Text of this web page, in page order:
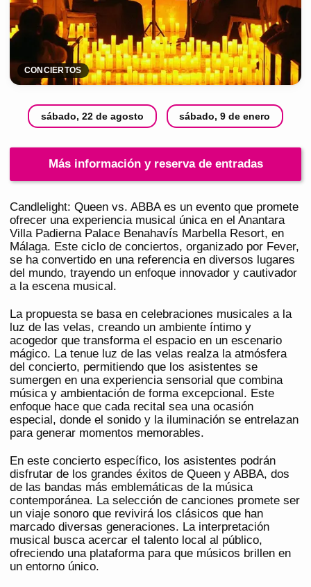
CONCIERTOS
sábado, 22 de agosto sábado, 9 de enero
Más información y reserva de entradas
Candlelight: Queen vs. ABBA es un evento que promete
ofrecer una experiencia musical única en el Anantara
Villa Padierna Palace Benahavís Marbella Resort, en
Málaga. Este ciclo de conciertos, organizado por Fever,
se ha convertido en una referencia en diversos lugares
del mundo, trayendo un enfoque innovador y cautivador
a la escena musical.
La propuesta se basa en celebraciones musicales a la
luz de las velas, creando un ambiente íntimo y
acogedor que transforma el espacio en un escenario
mágico. La tenue luz de las velas realza la atmósfera
del concierto, permitiendo que los asistentes se
sumergen en una experiencia sensorial que combina
música y ambientación de forma excepcional. Este
enfoque hace que cada recital sea una ocasión
especial, donde el sonido y la iluminación se entrelazan
para generar momentos memorables.
En este concierto específico, los asistentes podrán
disfrutar de los grandes éxitos de Queen y ABBA, dos
de las bandas más emblemáticas de la música
contemporánea. La selección de canciones promete ser
un viaje sonoro que revivirá los clásicos que han
marcado diversas generaciones. La interpretación
musical busca acercar el talento local al público,
ofreciendo una plataforma para que músicos brillen en
un entorno único.